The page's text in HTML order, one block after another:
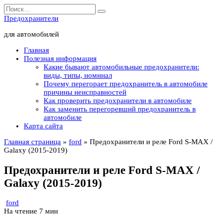
Перейти
к
содержанию
Search
for:
Предохранители
для автомобилей
Главная
Полезная информация
Какие бывают автомобильные предохранители:
виды, типы, номинал
Почему перегорает предохранитель в автомобиле
причины неисправностей
Как проверить предохранители в автомобиле
Как заменить перегоревший предохранитель в
автомобиле
Карта сайта
Главная страница » ford » Предохранители и реле Ford S-MAX /
Galaxy (2015-2019)
Предохранители и реле Ford S-MAX /
Galaxy (2015-2019)
ford
На чтение 7 мин